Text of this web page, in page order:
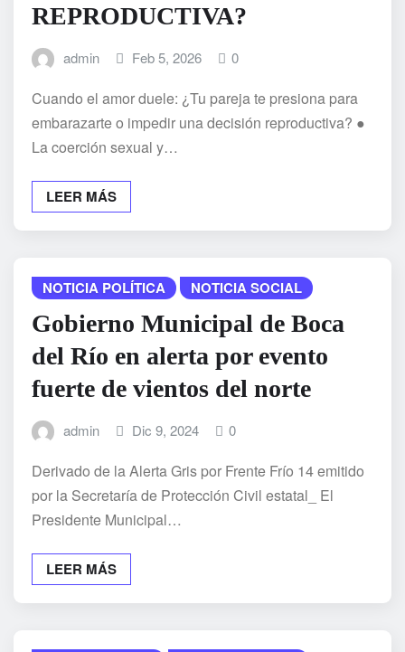
REPRODUCTIVA?
admin Feb 5, 2026 0
Cuando el amor duele: ¿Tu pareja te presiona para
embarazarte o impedir una decisión reproductiva? ●
La coerción sexual y…
LEER MÁS
NOTICIA POLÍTICA NOTICIA SOCIAL
Gobierno Municipal de Boca
del Río en alerta por evento
fuerte de vientos del norte
admin Dic 9, 2024 0
Derivado de la Alerta Gris por Frente Frío 14 emitido
por la Secretaría de Protección Civil estatal_ El
Presidente Municipal…
LEER MÁS